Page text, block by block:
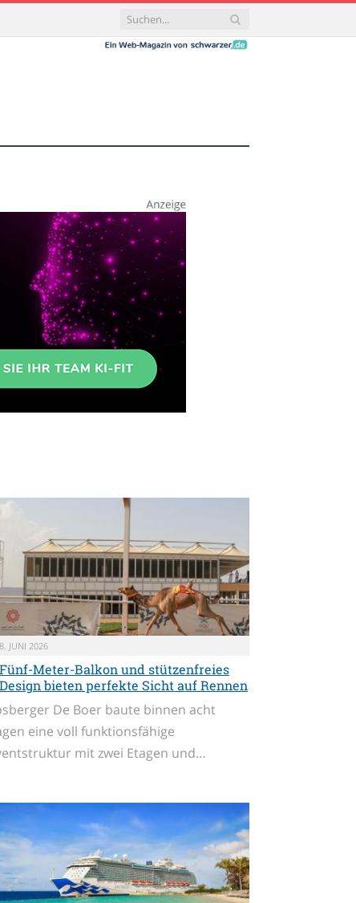
8. JUNI 2026
Fünf-Meter-Balkon und stützenfreies
Design bieten perfekte Sicht auf Rennen
De Boer baute binnen acht
eine voll funktionsfähige
mit zwei Etagen und…